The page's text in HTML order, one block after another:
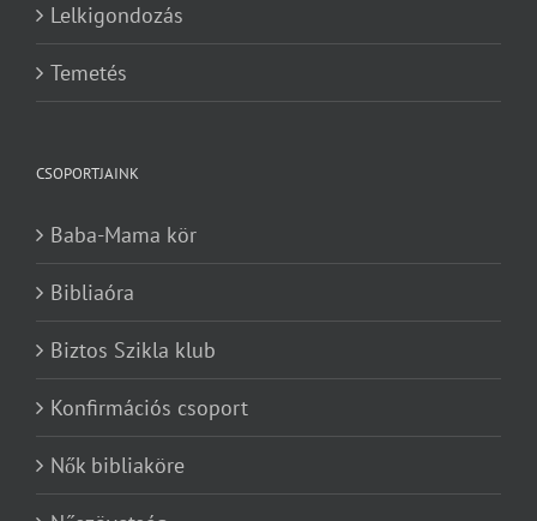
Lelkigondozás
Temetés
CSOPORTJAINK
Baba-Mama kör
Bibliaóra
Biztos Szikla klub
Konfirmációs csoport
Nők bibliaköre